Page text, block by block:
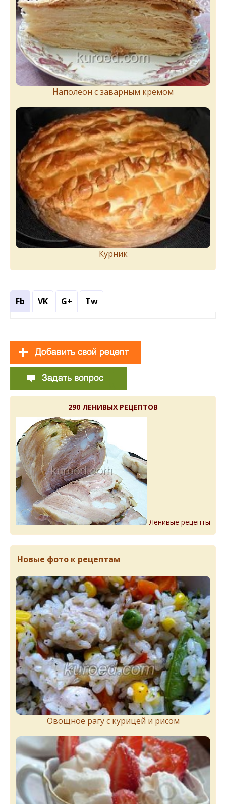
Наполеон с заварным кремом
Курник
Fb VK G+ Tw
290 ЛЕНИВЫХ РЕЦЕПТОВ
Ленивые рецепты
Новые фото к рецептам
Овощное рагу с курицей и рисом